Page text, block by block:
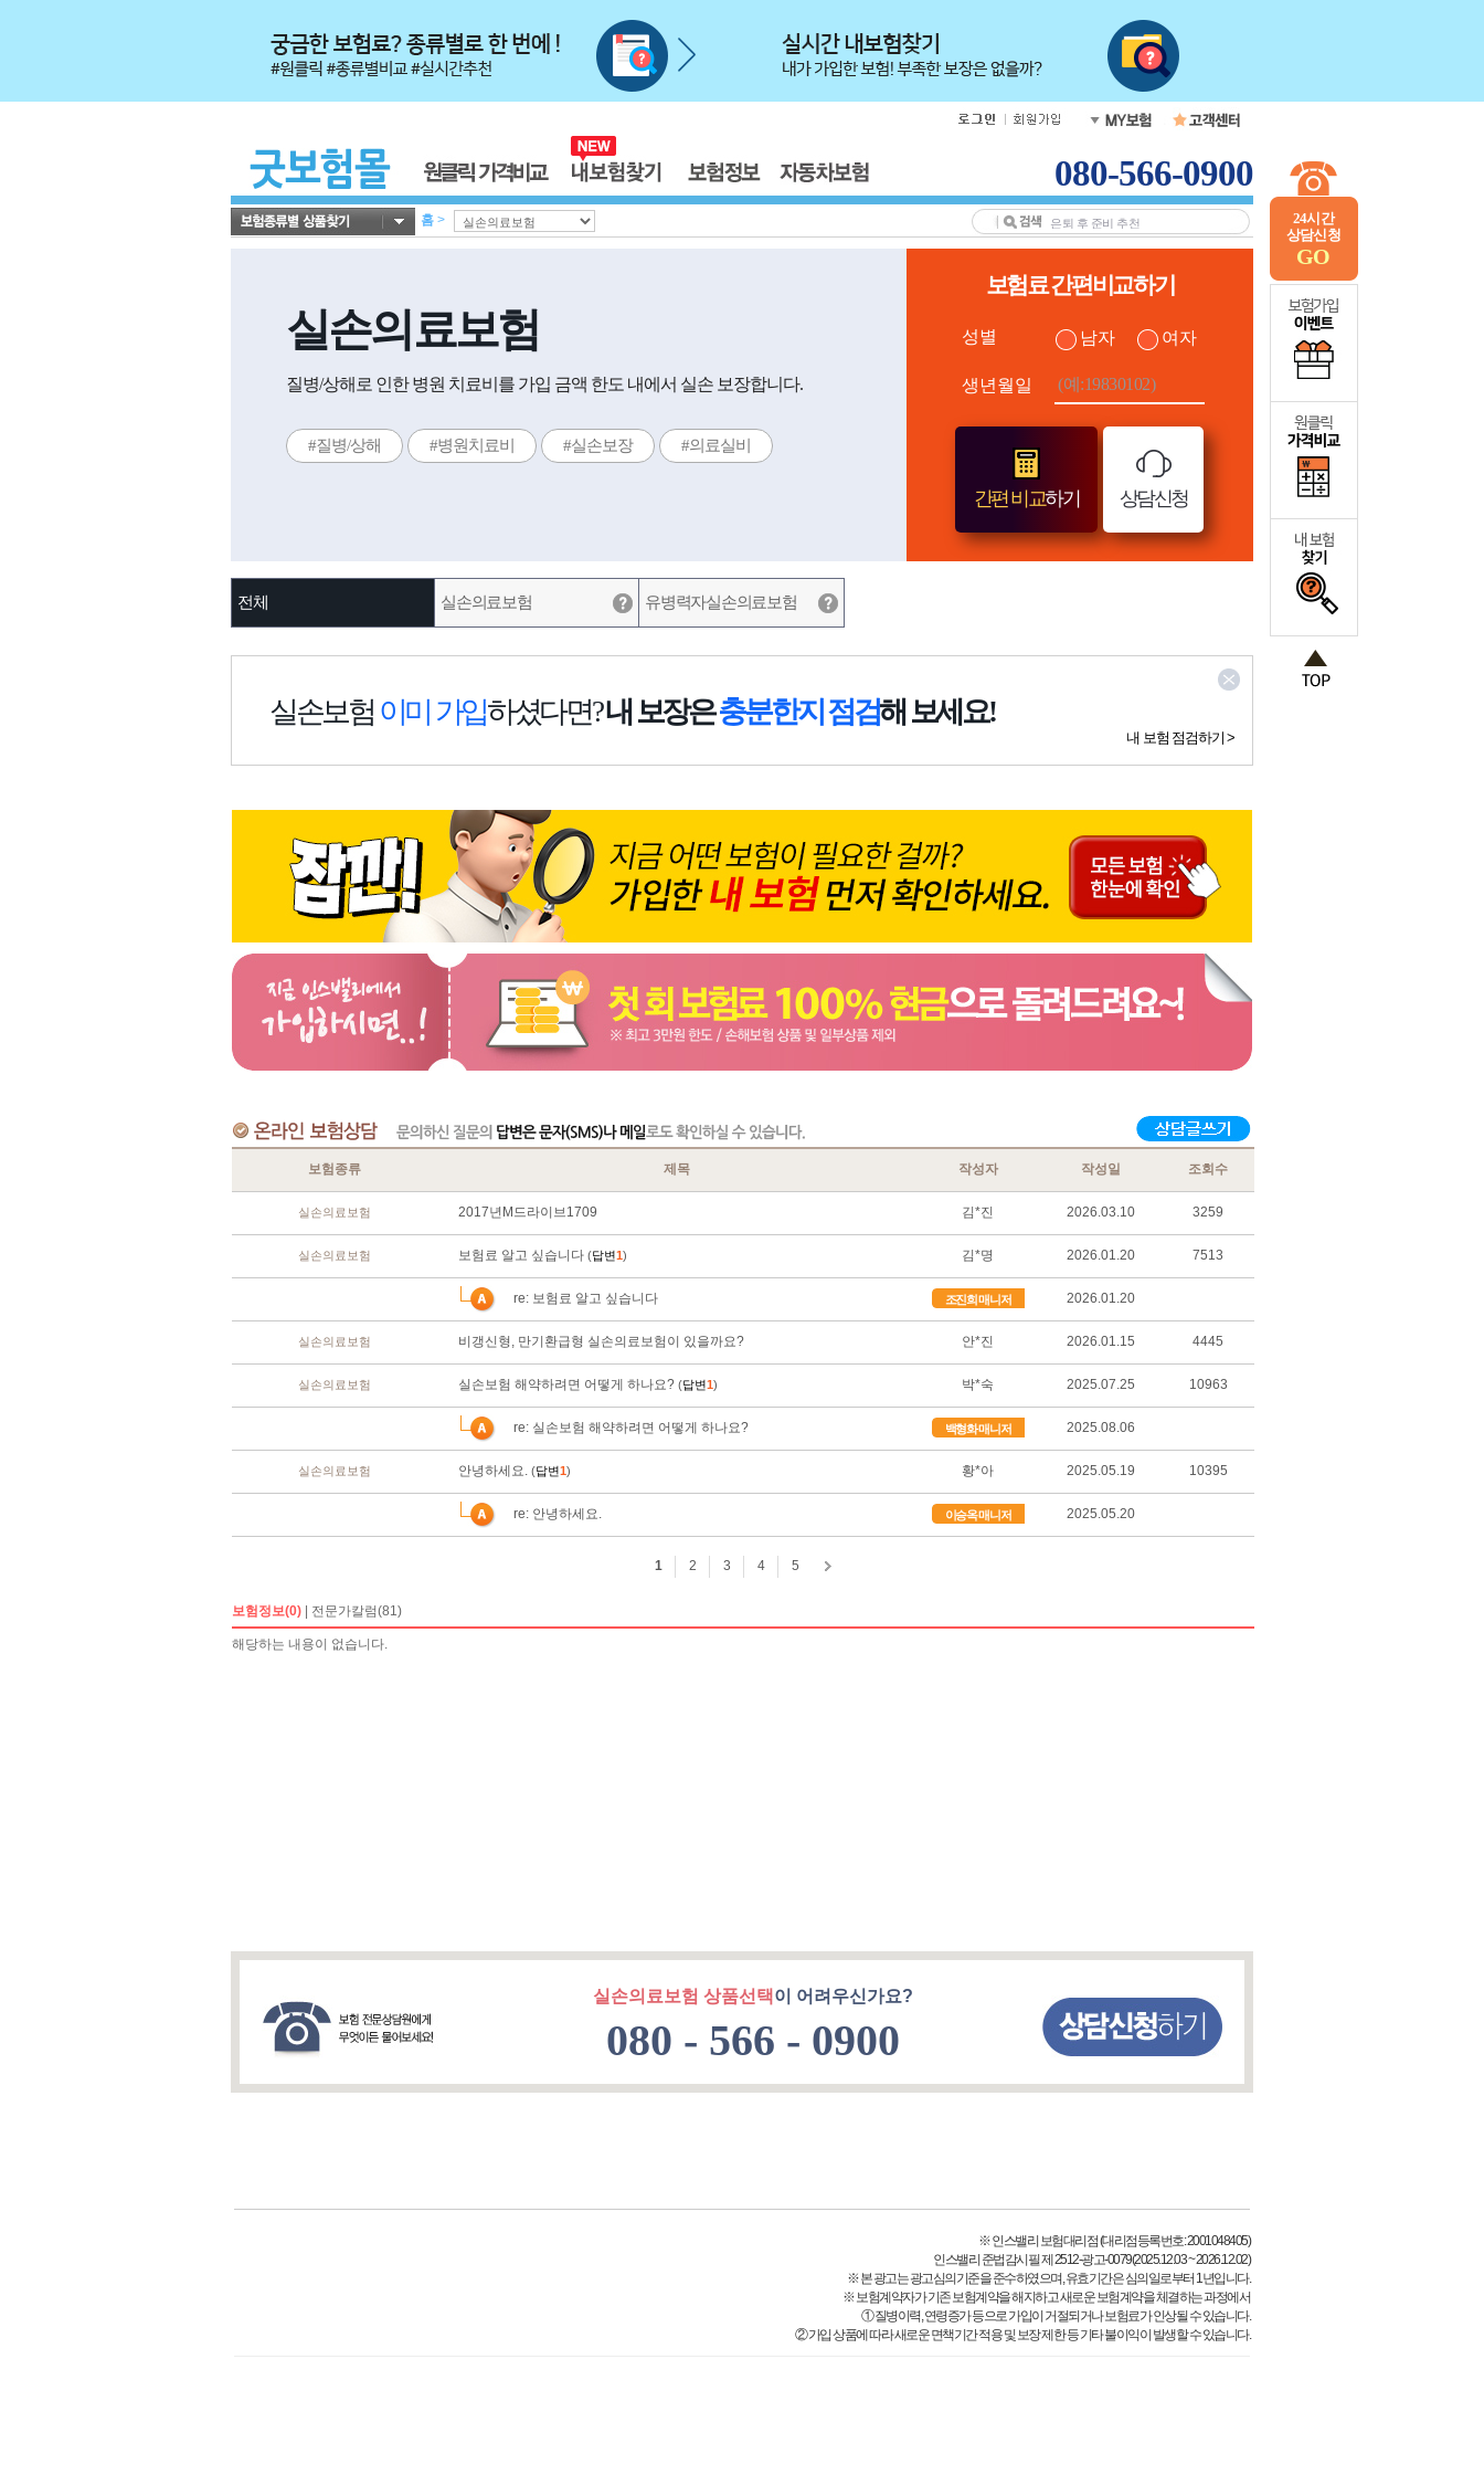
24시간
상담신청
GO
080-566-0900
홈 >
실손의료보험
질병/상해로 인한 병원 치료비를 가입 금액 한도 내에서 실손 보장합니다.
#질병/상해 #병원치료비 #실손보장 #의료실비
보험료 간편비교하기
성별 남자 여자
생년월일
간편 비교하기 상담신청
전체 실손의료보험 유병력자실손의료보험
실손보험 이미 가입하셨다면?내 보장은충분한지 점검해 보세요!
내 보험 점검하기 >
실손의료보험 상품선택 이 어려우신가요?
080 - 566 - 0900
※ 인스밸리 보험대리점 (대리점등록번호: 2001048405)
인스밸리 준법감시필 제 2512-광고-0079(2025.12.03 ~ 2026.12.02)
※ 본 광고는 광고심의기준을 준수하였으며, 유효기간은 심의일로부터 1년입니다.
※ 보험계약자가 기존 보험계약을 해지하고 새로운 보험계약을 체결하는 과정에서
① 질병이력, 연령증가 등으로 가입이 거절되거나 보험료가 인상될 수 있습니다.
② 가입 상품에 따라 새로운 면책기간 적용 및 보장 제한 등 기타 불이익이 발생할 수 있습니다.